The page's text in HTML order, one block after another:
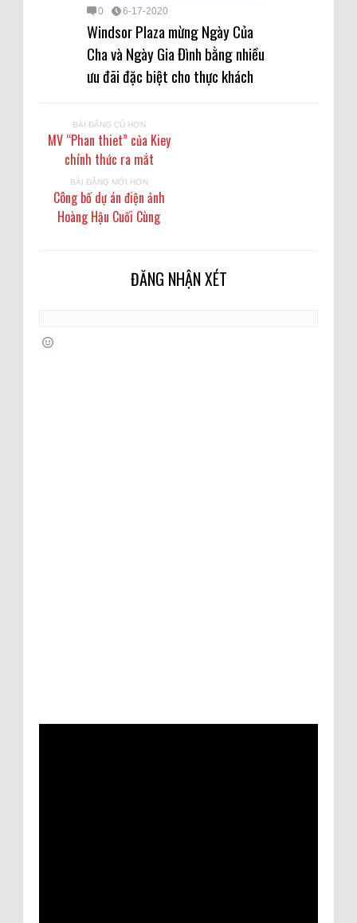
0 6-17-2020
Windsor Plaza mừng Ngày Của
Cha và Ngày Gia Đình bằng nhiều
ưu đãi đặc biệt cho thực khách
BÀI ĐĂNG CŨ HƠN
MV “Phan thiet” của Kiey
chính thức ra mắt
BÀI ĐĂNG MỚI HƠN
Công bố dự án điện ảnh
Hoàng Hậu Cuối Cùng
ĐĂNG NHẬN XÉT